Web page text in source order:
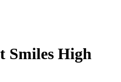
Smiles High